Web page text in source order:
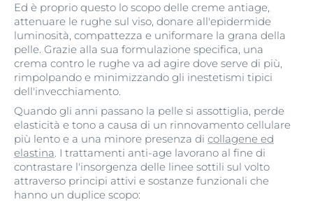
Ed è proprio questo lo scopo delle creme antiage,
attenuare le rughe sul viso, donare all'epidermide
luminosità, compattezza e uniformare la grana della
pelle. Grazie alla sua formulazione specifica, una
crema contro le rughe va ad agire dove serve di più,
rimpolpando e minimizzando gli inestetismi tipici
dell'invecchiamento.
Quando gli anni passano la pelle si assottiglia, perde
elasticità e tono a causa di un rinnovamento cellulare
più lento e a una minore presenza di collagene ed
elastina. I trattamenti anti-age lavorano al fine di
contrastare l'insorgenza delle linee sottili sul volto
attraverso principi attivi e sostanze funzionali che
hanno un duplice scopo: